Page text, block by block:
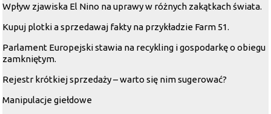
Wpływ zjawiska El Nino na uprawy w różnych zakątkach świata.
Kupuj plotki a sprzedawaj fakty na przykładzie Farm 51.
Parlament Europejski stawia na recykling i gospodarkę o obiegu
zamkniętym.
Rejestr krótkiej sprzedaży – warto się nim sugerować?
Manipulacje giełdowe